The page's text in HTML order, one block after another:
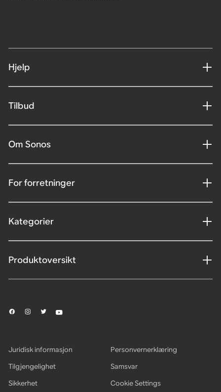
Hjelp
Tilbud
Om Sonos
For forretninger
Kategorier
Produktoversikt
Juridisk informasjon
Personvernerklæring
Tilgjengelighet
Samsvar
Sikkerhet
Cookie Settings